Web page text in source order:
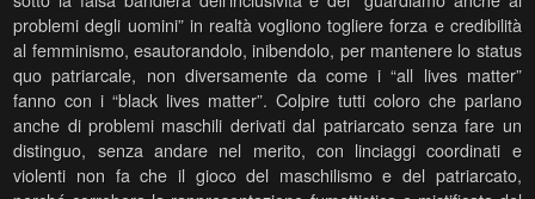
problemi degli uomini” in realtà vogliono togliere forza e credibilità
al femminismo, esautorandolo, inibendolo, per mantenere lo status
quo patriarcale, non diversamente da come i “all lives matter”
fanno con i “black lives matter”. Colpire tutti coloro che parlano
anche di problemi maschili derivati dal patriarcato senza fare un
distinguo, senza andare nel merito, con linciaggi coordinati e
violenti non fa che il gioco del maschilismo e del patriarcato,